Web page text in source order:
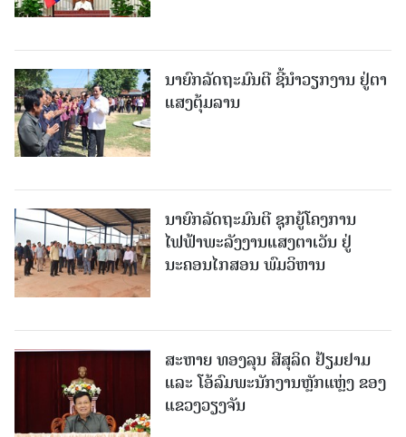
ນາຍົກລັດຖະມົນຕີ ຊີ້ນຳວຽກງານ ຢູ່ຕາ
ແສງຕຸ້ມລານ
ນາຍົກລັດຖະມົນຕີ ຊຸກຍູ້ໂຄງການ
ໄຟຟ້າພະລັງງານແສງຕາເວັນ ຢູ່
ນະຄອນໄກສອນ ພົມວິຫານ
ສະຫາຍ ທອງລຸນ ສີສຸລິດ ຢ້ຽມຢາມ
ແລະ ໂອ້ລົມພະນັກງານຫຼັກແຫຼ່ງ ຂອງ
ແຂວງວຽງຈັນ